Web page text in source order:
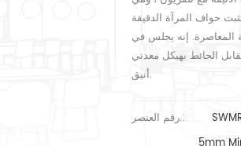
حواف المرآة الدقيقة
المعاصرة. إنه يجلس في
الحائط بهيكل معدني
أنيق.
رقم العنصر.: